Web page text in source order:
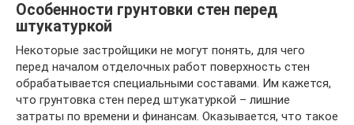
Особенности грунтовки стен перед
штукатуркой
Некоторые застройщики не могут понять, для чего
перед началом отделочных работ поверхность стен
обрабатывается специальными составами. Им кажется,
что грунтовка стен перед штукатуркой – лишние
затраты по времени и финансам. Оказывается, что такое